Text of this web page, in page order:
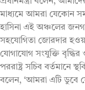
মাধ্যমে আমরা যেকোন
হাসিনা এই অঞ্চলের
সহযোগিতা জোরদার
যোগাযোগ সংযুক্তি
পররাষ্ট্র সচিব বর্তমানে
বলেন, ‘আমরা এটি ডুবে